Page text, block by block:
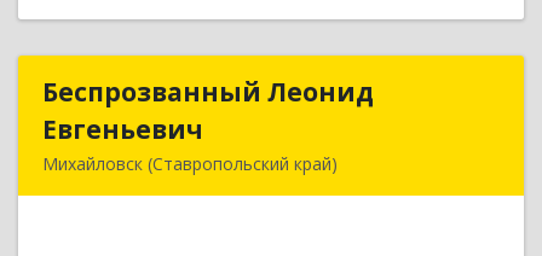
Беспрозванный Леонид
Евгеньевич
Михайловск (Ставропольский край)
Беспрозванный Леонид